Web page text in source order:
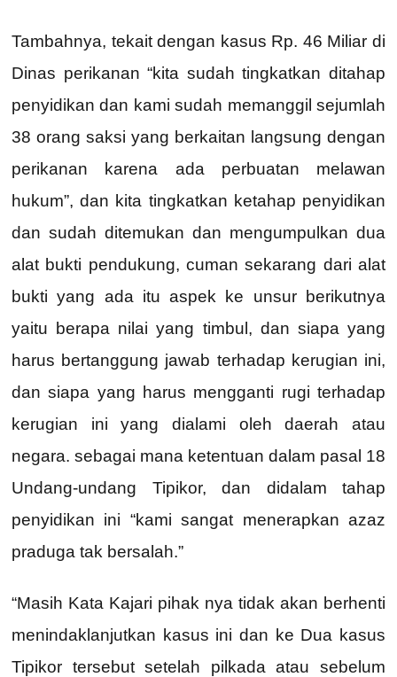
Tambahnya, tekait dengan kasus Rp. 46 Miliar di
Dinas perikanan “kita sudah tingkatkan ditahap
penyidikan dan kami sudah memanggil sejumlah
38 orang saksi yang berkaitan langsung dengan
perikanan karena ada perbuatan melawan
hukum”, dan kita tingkatkan ketahap penyidikan
dan sudah ditemukan dan mengumpulkan dua
alat bukti pendukung, cuman sekarang dari alat
bukti yang ada itu aspek ke unsur berikutnya
yaitu berapa nilai yang timbul, dan siapa yang
harus bertanggung jawab terhadap kerugian ini,
dan siapa yang harus mengganti rugi terhadap
kerugian ini yang dialami oleh daerah atau
negara. sebagai mana ketentuan dalam pasal 18
Undang-undang Tipikor, dan didalam tahap
penyidikan ini “kami sangat menerapkan azaz
praduga tak bersalah.”
“Masih Kata Kajari pihak nya tidak akan berhenti
menindaklanjutkan kasus ini dan ke Dua kasus
Tipikor tersebut setelah pilkada atau sebelum